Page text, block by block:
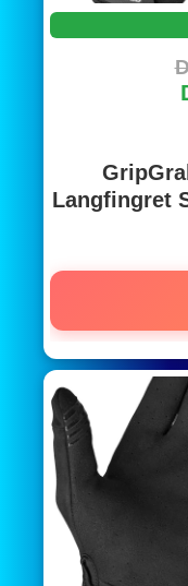
Langfingret